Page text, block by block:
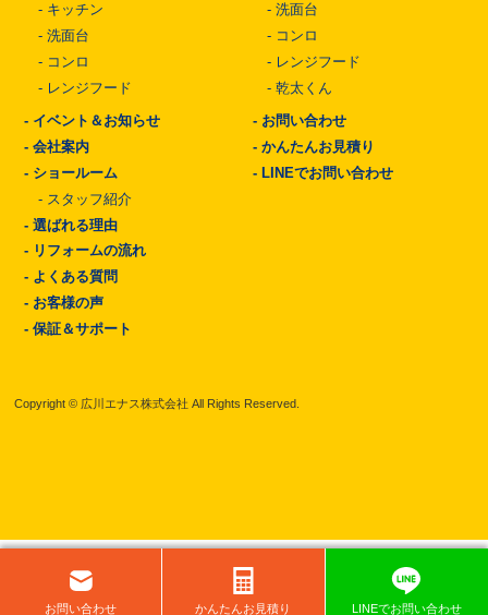
- キッチン
- 洗面台
- コンロ
- レンジフード
-洗面台
- コンロ
- レンジフード
-乾太くん
- イベント＆お知らせ
- 会社案内
- ショールーム
- スタッフ紹介
- 選ばれる理由
- リフォームの流れ
- よくある質問
- お客様の声
- 保証＆サポート
- お問い合わせ
-かんたんお見積り
- LINEでお問い合わせ
Copyright © 広川エナス株式会社 All Rights Reserved.
お問い合わせ かんたんお見積り LINEでお問い合わせ